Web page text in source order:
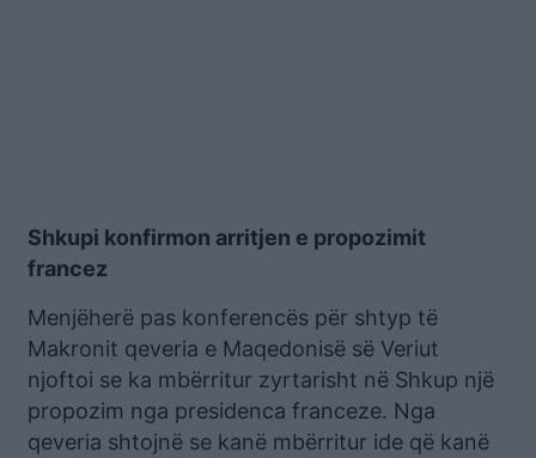
Shkupi konfirmon arritjen e propozimit
francez
Menjëherë pas konferencës për shtyp të
Makronit qeveria e Maqedonisë së Veriut
njoftoi se ka mbërritur zyrtarisht në Shkup një
propozim nga presidenca franceze. Nga
qeveria shtojnë se kanë mbërritur ide që kanë